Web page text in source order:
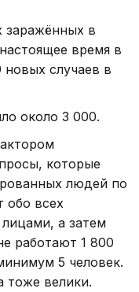
заражённых в
время в
случаев в
около 3 000.
которые
людей по
обо всех
а затем
работают 1 800
5 человек.
тоже велики.